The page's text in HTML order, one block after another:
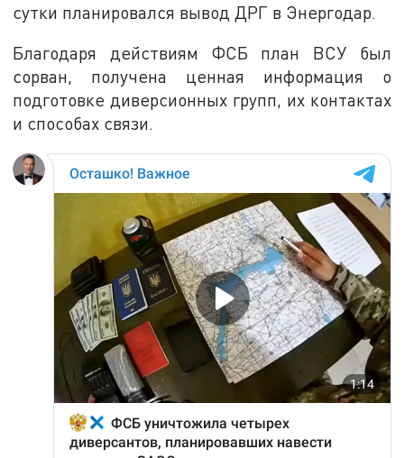
сутки планировался вывод ДРГ в Энергодар.
Благодаря действиям ФСБ план ВСУ был
сорван, получена ценная информация о
подготовке диверсионных групп, их контактах
и способах связи.